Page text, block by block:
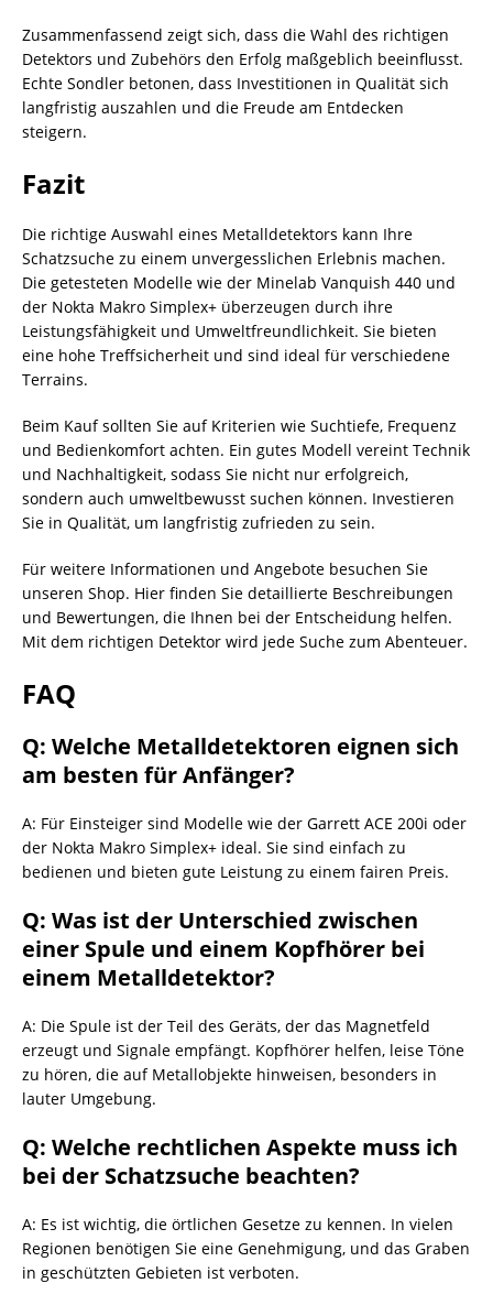
Zusammenfassend zeigt sich, dass die Wahl des richtigen
Detektors und Zubehörs den Erfolg maßgeblich beeinflusst.
Echte Sondler betonen, dass Investitionen in Qualität sich
langfristig auszahlen und die Freude am Entdecken
steigern.
Fazit
Die richtige Auswahl eines Metalldetektors kann Ihre
Schatzsuche zu einem unvergesslichen Erlebnis machen.
Die getesteten Modelle wie der Minelab Vanquish 440 und
der Nokta Makro Simplex+ überzeugen durch ihre
Leistungsfähigkeit und Umweltfreundlichkeit. Sie bieten
eine hohe Treffsicherheit und sind ideal für verschiedene
Terrains.
Beim Kauf sollten Sie auf Kriterien wie Suchtiefe, Frequenz
und Bedienkomfort achten. Ein gutes Modell vereint Technik
und Nachhaltigkeit, sodass Sie nicht nur erfolgreich,
sondern auch umweltbewusst suchen können. Investieren
Sie in Qualität, um langfristig zufrieden zu sein.
Für weitere Informationen und Angebote besuchen Sie
unseren Shop. Hier finden Sie detaillierte Beschreibungen
und Bewertungen, die Ihnen bei der Entscheidung helfen.
Mit dem richtigen Detektor wird jede Suche zum Abenteuer.
FAQ
Q: Welche Metalldetektoren eignen sich
am besten für Anfänger?
A: Für Einsteiger sind Modelle wie der Garrett ACE 200i oder
der Nokta Makro Simplex+ ideal. Sie sind einfach zu
bedienen und bieten gute Leistung zu einem fairen Preis.
Q: Was ist der Unterschied zwischen
einer Spule und einem Kopfhörer bei
einem Metalldetektor?
A: Die Spule ist der Teil des Geräts, der das Magnetfeld
erzeugt und Signale empfängt. Kopfhörer helfen, leise Töne
zu hören, die auf Metallobjekte hinweisen, besonders in
lauter Umgebung.
Q: Welche rechtlichen Aspekte muss ich
bei der Schatzsuche beachten?
A: Es ist wichtig, die örtlichen Gesetze zu kennen. In vielen
Regionen benötigen Sie eine Genehmigung, und das Graben
in geschützten Gebieten ist verboten.